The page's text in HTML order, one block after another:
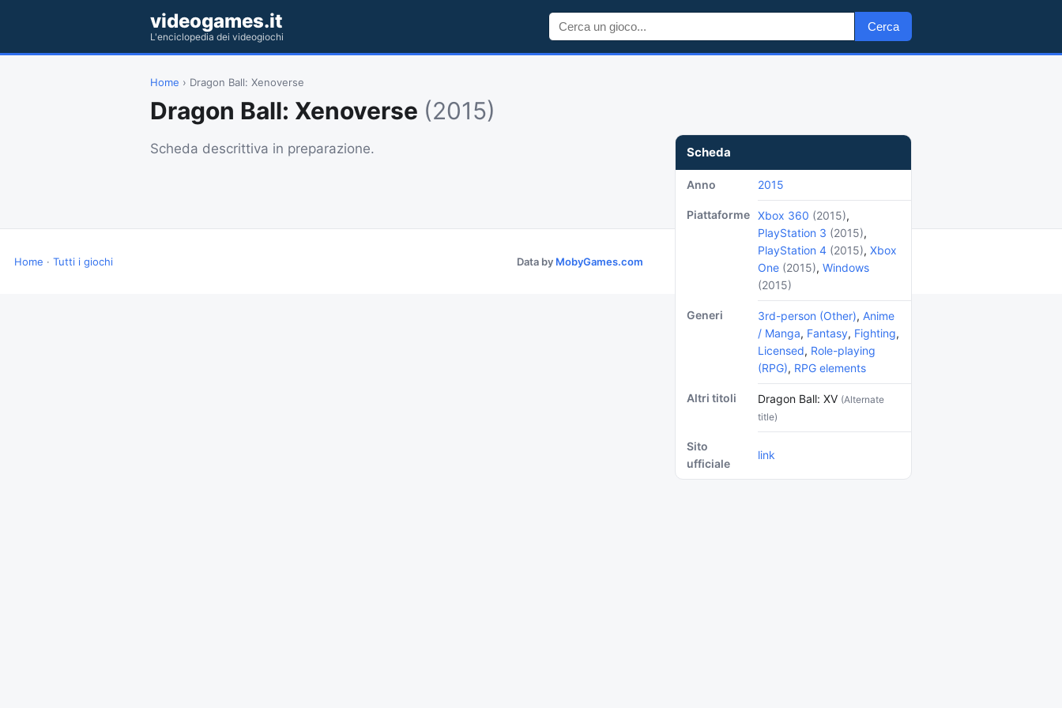
videogames.it
L'enciclopedia dei videogiochi
Cerca
Home › Dragon Ball: Xenoverse
Dragon Ball: Xenoverse (2015)
Scheda
Anno 2015
Piattaforme Xbox 360 (2015),
PlayStation 3 (2015),
PlayStation 4 (2015), Xbox
One (2015), Windows
(2015)
Generi 3rd-person (Other), Anime
/ Manga, Fantasy, Fighting,
Licensed, Role-playing
(RPG), RPG elements
Altri titoli Dragon Ball: XV (Alternate
title)
Sito
ufficiale
link
Scheda descrittiva in preparazione.
Home · Tutti i giochi Data by MobyGames.com